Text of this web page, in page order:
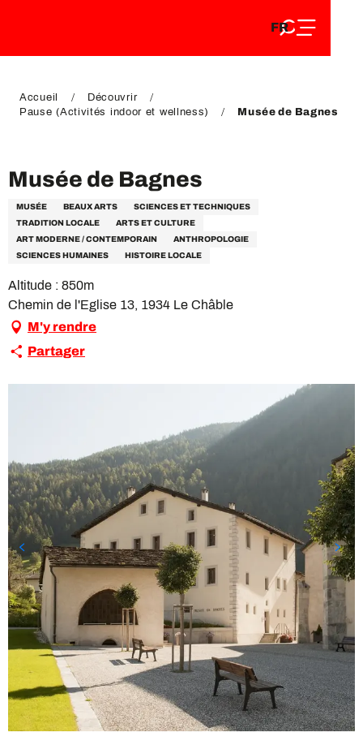
DE
FR
EN
Accueil
Découvrir
Pause (Activités indoor et wellness)
Musée de Bagnes
Musée de Bagnes
MUSÉE BEAUX ARTS
SCIENCES ET TECHNIQUES
TRADITION LOCALE
ARTS ET CULTURE
ART MODERNE / CONTEMPORAIN
ANTHROPOLOGIE
SCIENCES HUMAINES
HISTOIRE LOCALE
Altitude : 850m
Chemin de l'Eglise 13, 1934 Le Châble
M'y rendre
Partager